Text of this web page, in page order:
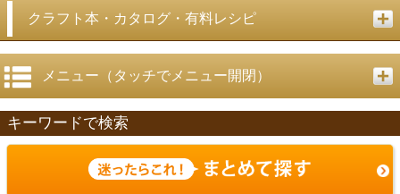
クラフト本・カタログ・有料レシピ
メニュー（タッチでメニュー開閉）
キーワードで検索